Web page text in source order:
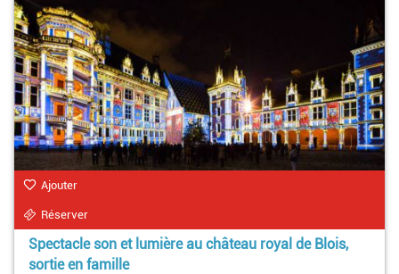
Ajouter
Réserver
Spectacle son et lumière au château royal de Blois,
sortie en famille